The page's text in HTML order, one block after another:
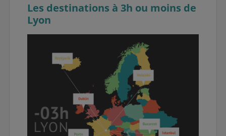
Les destinations à 3h ou moins de
Lyon